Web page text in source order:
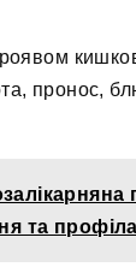
пронос,
та